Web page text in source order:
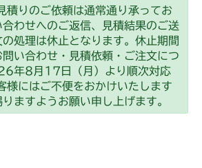
積りのご依頼は通常通り承ってお
合わせへのご返信、見積結果のご送
処理は休止となります。休止期間
い合わせ・見積依頼・ご注文につ
年8月17日（月）より順次対応
様にはご不便をおかけいたします
ますようお願い申し上げます。